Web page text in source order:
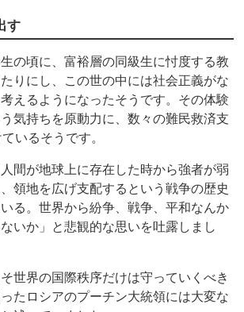
す
の頃に、富裕層の同級生に忖度する教
りにし、この世の中には社会正義がな
えるようになったそうです。その体験
気持ちを原動力に、数々の難民救済支
いるそうです。
間が地球上に存在した時から強者が弱
領地を広げ支配するという戦争の歴史
る。世界から紛争、戦争、平和なんか
いか」と悲観的な思いを吐露しまし
世界の国際秩序だけは守っていくべき
たロシアのプーチン大統領には大変な